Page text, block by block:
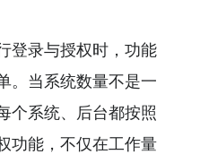
登录与授权时，功能
。当系统数量不是一
个系统、后台都按照
功能，不仅在工作量